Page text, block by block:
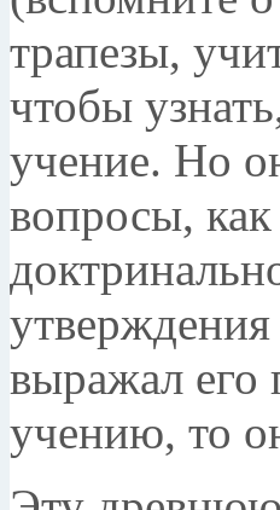
трапезы,
чтобы
учение. Но
вопросы,
выражал его
учению, то